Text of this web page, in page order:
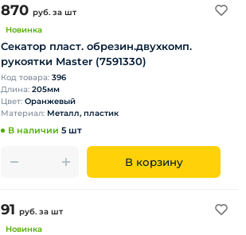
870 руб. за шт
Новинка
Секатор пласт. обрезин.двухкомп.
рукоятки Master (7591330)
Код товара: 396
Длина: 205мм
Цвет: Оранжевый
Материал: Металл, пластик
В наличии 5 шт
В корзину
91 руб. за шт
Новинка